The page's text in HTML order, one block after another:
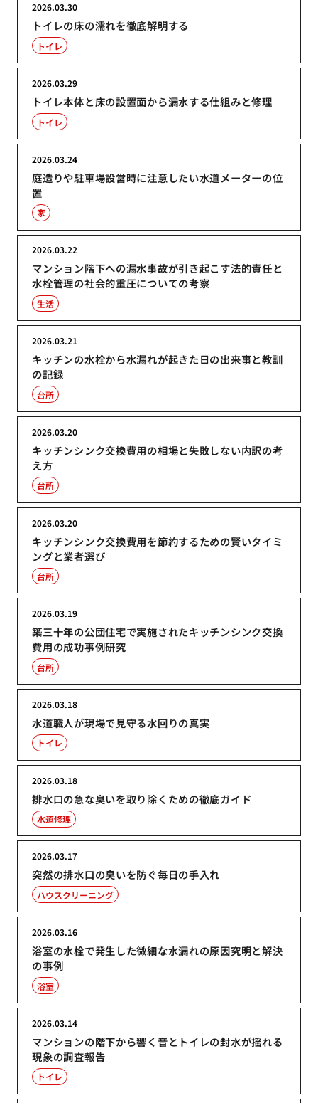
トイレの床の濡れを徹底解明する
2026.03.30
トイレ
トイレ本体と床の設置面から漏水する仕組みと修理
2026.03.29
トイレ
庭造りや駐車場設営時に注意したい水道メーターの位
置
2026.03.24
家
マンション階下への漏水事故が引き起こす法的責任と
水栓管理の社会的重圧についての考察
2026.03.22
生活
キッチンの水栓から水漏れが起きた日の出来事と教訓
の記録
2026.03.21
台所
キッチンシンク交換費用の相場と失敗しない内訳の考
え方
2026.03.20
台所
キッチンシンク交換費用を節約するための賢いタイミ
ングと業者選び
2026.03.20
台所
築三十年の公団住宅で実施されたキッチンシンク交換
費用の成功事例研究
2026.03.19
台所
水道職人が現場で見守る水回りの真実
2026.03.18
トイレ
排水口の急な臭いを取り除くための徹底ガイド
2026.03.18
水道修理
突然の排水口の臭いを防ぐ毎日の手入れ
2026.03.17
ハウスクリーニング
浴室の水栓で発生した微細な水漏れの原因究明と解決
の事例
2026.03.16
浴室
マンションの階下から響く音とトイレの封水が揺れる
現象の調査報告
2026.03.14
トイレ